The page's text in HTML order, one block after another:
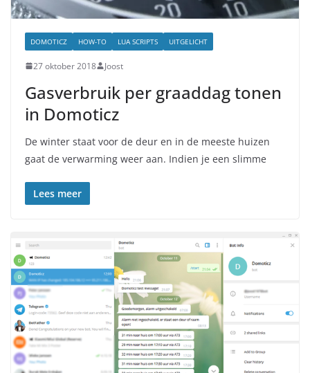
DOMOTICZ HOW-TO LUA SCRIPTS UITGELICHT
27 oktober 2018 Joost
Gasverbruik per graaddag tonen
in Domoticz
De winter staat voor de deur en in de meeste huizen
gaat de verwarming weer aan. Indien je een slimme
Lees meer